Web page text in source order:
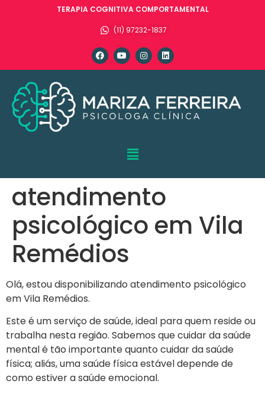
TERAPIA COGNITIVA COMPORTAMENTAL
(11) 97232-1837
atendimento
psicológico em Vila
Remédios
Olá, estou disponibilizando atendimento psicológico
emVila Remédios.
Este é um serviço de saúde, ideal para quem reside ou
trabalha nesta região. Sabemos que cuidar da saúde
mental é tão importante quanto cuidar da saúde
física; aliás, uma saúde física estável depende de
como estiver a saúde emocional.